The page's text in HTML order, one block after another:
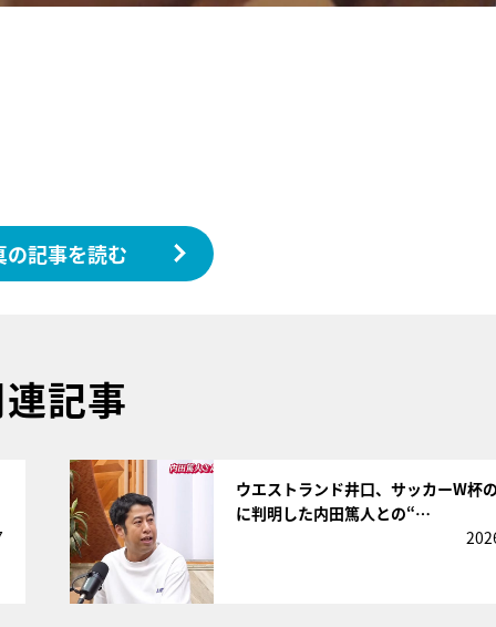
の記事を読む
記事
ウエストランド井口、サッカーW杯
に判明した内田篤人との“…